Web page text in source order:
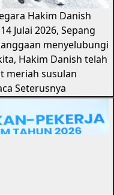
Hakim Danish
14 Julai 2026, Sepang
menyelubungi
Hakim Danish telah
meriah susulan
Seterusnya